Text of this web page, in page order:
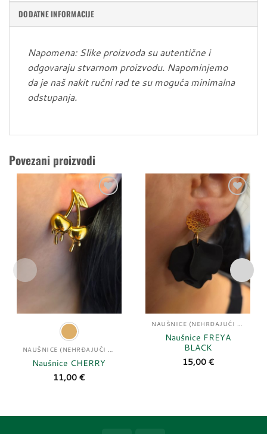
DODATNE INFORMACIJE
Napomena: Slike proizvoda su autentične i
odgovaraju stvarnom proizvodu. Napominjemo
da je naš nakit ručni rad te su moguća minimalna
odstupanja.
Povezani proizvodi
Dodaj
u
listu
želja
NAUŠNICE (NEHRĐAJUĆI ČELIK)
Naušnice CHERRY
11,00€
Dodaj
u
listu
želja
Naušnice FREYA
BLACK
15,00 €